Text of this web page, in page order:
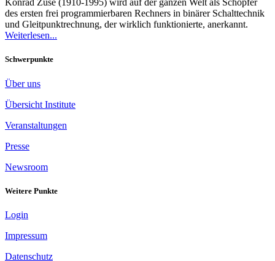
Konrad Zuse (1910-1995) wird auf der ganzen Welt als Schöpfer
des ersten frei programmierbaren Rechners in binärer Schalttechnik
und Gleitpunktrechnung, der wirklich funktionierte, anerkannt.
Weiterlesen...
Schwerpunkte
Über uns
Übersicht Institute
Veranstaltungen
Presse
Newsroom
Weitere Punkte
Login
Impressum
Datenschutz